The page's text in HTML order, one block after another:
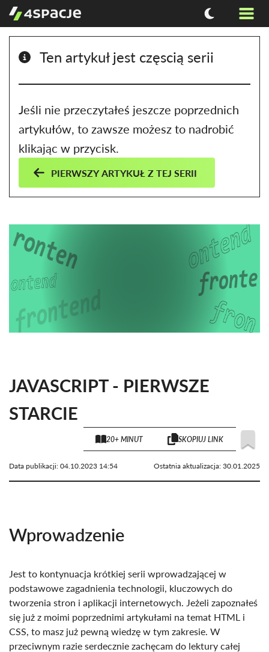
Ten artykuł jest częscią serii
Jeśli nie przeczytałeś jeszcze poprzednich
artykułów, to zawsze możesz to nadrobić
klikając w przycisk.
PIERWSZY ARTYKUŁ Z TEJ SERII
JAVASCRIPT - PIERWSZE
STARCIE
20+ MINUT SKOPIUJ LINK
Data publikacji: 04.10.2023 14:54 Ostatnia aktualizacja: 30.01.2025
Wprowadzenie
Jest to kontynuacja krótkiej serii wprowadzającej w
podstawowe zagadnienia technologii, kluczowych do
tworzenia stron i aplikacji internetowych. Jeżeli zapoznałeś
się już z moimi poprzednimi artykułami na temat HTML i
CSS, to masz już pewną wiedzę w tym zakresie. W
przeciwnym razie serdecznie zachęcam do lektury całej